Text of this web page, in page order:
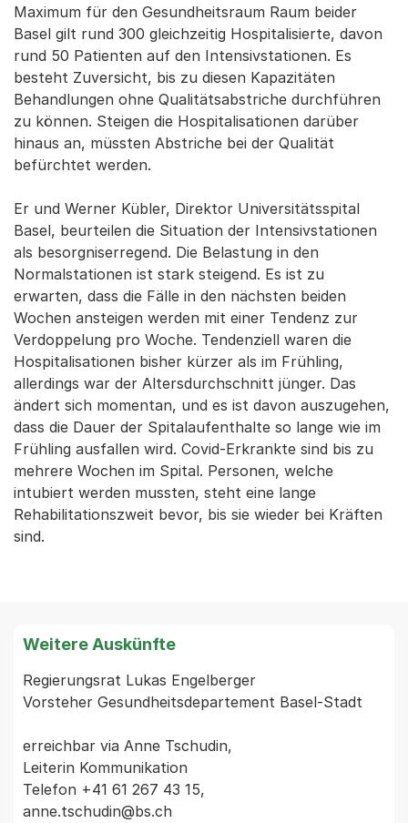
Maximum für den Gesundheitsraum Raum beider
Basel gilt rund 300 gleichzeitig Hospitalisierte, davon
rund 50 Patienten auf den Intensivstationen. Es
besteht Zuversicht, bis zu diesen Kapazitäten
Behandlungen ohne Qualitätsabstriche durchführen
zu können. Steigen die Hospitalisationen darüber
hinaus an, müssten Abstriche bei der Qualität
befürchtet werden.
Er und Werner Kübler, Direktor Universitätsspital
Basel, beurteilen die Situation der Intensivstationen
als besorgniserregend. Die Belastung in den
Normalstationen ist stark steigend. Es ist zu
erwarten, dass die Fälle in den nächsten beiden
Wochen ansteigen werden mit einer Tendenz zur
Verdoppelung pro Woche. Tendenziell waren die
Hospitalisationen bisher kürzer als im Frühling,
allerdings war der Altersdurchschnitt jünger. Das
ändert sich momentan, und es ist davon auszugehen,
dass die Dauer der Spitalaufenthalte so lange wie im
Frühling ausfallen wird. Covid-Erkrankte sind bis zu
mehrere Wochen im Spital. Personen, welche
intubiert werden mussten, steht eine lange
Rehabilitationszweit bevor, bis sie wieder bei Kräften
sind.
Weitere Auskünfte
Regierungsrat Lukas Engelberger
Vorsteher Gesundheitsdepartement Basel-Stadt
erreichbar via Anne Tschudin,
Leiterin Kommunikation
Telefon +41 61 267 43 15,